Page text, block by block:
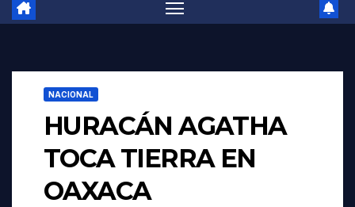
NACIONAL
HURACÁN AGATHA
TOCA TIERRA EN
OAXACA